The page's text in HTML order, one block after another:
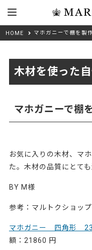
HOME マホガニーで棚を製
木材を使った
マホガニーで棚
お気に入りの木材、マ
た。木材の品質にとても
BY M様
参考：マルトクショッ
マホガニー 四角形
額：21860 円